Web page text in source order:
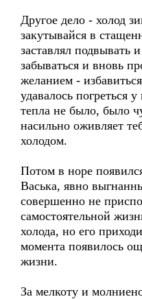
Другое дело - холод
закутывайся в
заставлял подвывать
забываться и вновь
желанием -
удавалось погреться
тепла не было, было
насильно оживляет
холодом.
Потом в норе
Васька, явно
совершенно не
самостоятельной
холода, но его
момента появилось
жизни.
За мелкоту и